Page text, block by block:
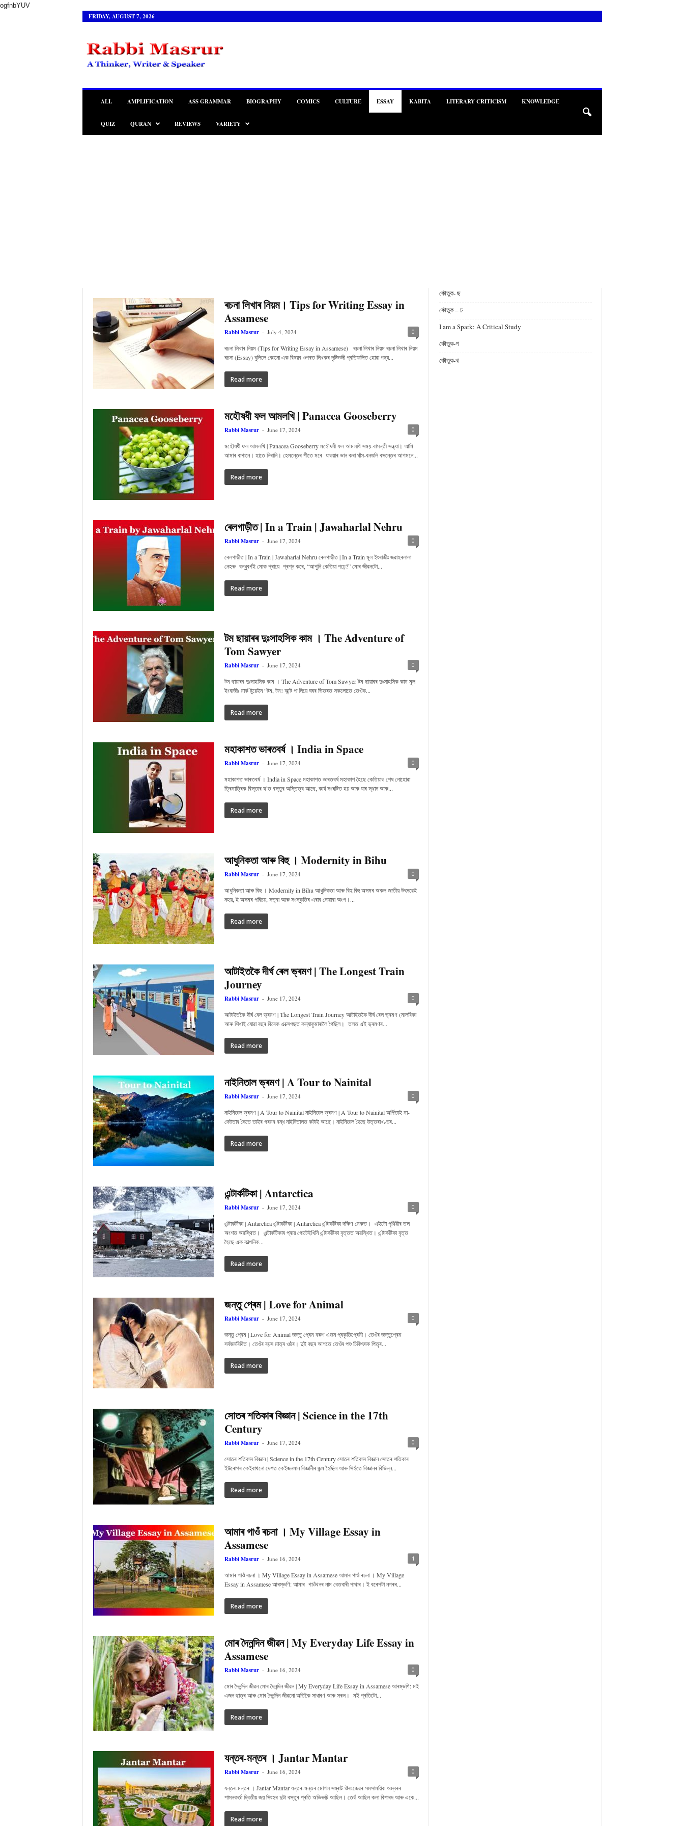
ogfnbYUV
FRIDAY, AUGUST 7, 2026
a
b
b
ALL AMPLIFICATION ASS GRAMMAR BIOGRAPHY COMICS CULTURE ESSAY KABITA LITERARY CRITICISM KNOWLEDGE
QUIZ QURAN REVIEWS VARIETY
ৰচনা লিখাৰ নিয়ম। Tips for Writing Essay in
Assamese
Rabbi Masrur - July 4, 2024 0
ৰচনা লিখাৰ নিয়ম (Tips for Writing Essay in Assamese) ৰচনা লিখাৰ নিয়ম ৰচনা লিখাৰ নিয়ম
ৰচনা (Essay) বুলিলে কোনো এক বিষয়ৰ ওপৰত লিখকৰ দৃষ্টিভঙ্গী প্ৰতিফলিত হোৱা গদ্য...
Read more
মহৌষধী ফল আমলখি | Panacea Gooseberry
Rabbi Masrur - June 17, 2024 0
মহৌষধী ফল আমলখি | Panacea Gooseberry মহৌষধী ফল আমলখি সময়-বাসন্তী সন্ধ্যা। আমি
আমাৰ বাগানে। হাতে নিৰানি। হেমন্তেৰ শীতে মৰে যাওয়াৰ ভান কৰা ঘাঁস-বনগুলি বসন্তেৰ আগমনে...
Read more
ৰেলগাড়ীত | In a Train | Jawaharlal Nehru
Rabbi Masrur - June 17, 2024 0
ৰেলগাড়ীত | In a Train | Jawaharlal Nehru ৰেলগাড়ীত | In a Train মূল ইংৰাজীঃ জৱাহৰলালা
নেহৰু বন্ধুবৰ্গই মোক প্ৰায়ে প্ৰশ্ন কৰে, “আপুনি কেতিয়া পঢ়ে?” মোৰ জীৱনটো...
Read more
টম ছায়াৰৰ দুঃসাহসিক কাম । The Adventure of
Tom Sawyer
Rabbi Masrur - June 17, 2024 0
টম ছায়াৰৰ দুঃসাহসিক কাম । The Adventure of Tom Sawyer টম ছায়াৰৰ দুঃসাহসিক কাম মূল
ইংৰাজীঃ মাৰ্ক টুয়েইন “টম, টম! আন্ট প’লিয়ে ঘৰৰ ভিতৰত সকলোতে তেওঁক...
Read more
মহাকাশত ভাৰতবৰ্ষ । India in Space
Rabbi Masrur - June 17, 2024 0
মহাকাশত ভাৰতবৰ্ষ । India in Space মহাকাশত ভাৰতবৰ্ষ মহাকাশ হৈছে কেতিয়াও শেষ নোহোৱা
ত্ৰিমাত্ৰিক বিস্তাৰ য’ত বস্তুৰ অস্তিত্ব আছে, কাৰ্য সংঘটিত হয় আৰু যাৰ স্থান আৰু...
Read more
আধুনিকতা আৰু বিহু । Modernity in Bihu
Rabbi Masrur - June 17, 2024 0
আধুনিকতা আৰু বিহু । Modernity in Bihu আধুনিকতা আৰু বিহু বিহু অসমৰ অকল জাতীয় উৎসৱেই
নহয়, ই অসমৰ পৰিচয়, সত্বা আৰু সংস্কৃতিৰ এৰাব নোৱাৰা অংগ।...
Read more
আটাইতকৈ দীৰ্ঘ ৰেল ভ্ৰমণ | The Longest Train
Journey
Rabbi Masrur - June 17, 2024 0
আটাইতকৈ দীৰ্ঘ ৰেল ভ্ৰমণ | The Longest Train Journey আটাইতকৈ দীৰ্ঘ ৰেল ভ্ৰমণ (মালবিকা
আৰু শিখাই যোৱা বছৰ বিবেক এক্সেপছত কন্যাকুমাৰালৈ গৈছিল। তলত এই ভ্ৰমণৰ...
Read more
নাইনিতাল ভ্ৰমণ | A Tour to Nainital
Rabbi Masrur - June 17, 2024 0
নাইনিতাল ভ্ৰমণ | A Tour to Nainital নাইনিতাল ভ্ৰমণ | A Tour to Nainital অৰ্পিতাই মা-
দেউতাৰ সৈতে তাইৰ গৰমৰ বন্ধ নাইনিতালত কটাই আছে। নাইনিতাল হৈছে উত্তৰাখণ্ডৰ...
Read more
এন্টাৰ্কটিকা | Antarctica
Rabbi Masrur - June 17, 2024 0
এন্টাৰ্কটিকা | Antarctica এন্টাৰ্কটিকা | Antarctica এন্টাৰ্কটিকা দক্ষিণ মেৰুত। এইটো পৃথিৱীৰ তল
অংশত অৱস্থিত। এন্টাৰ্কটিকাৰ প্ৰায় গোটেইখিনি এন্টাৰ্কটিকা বৃত্তত অৱস্থিত। এন্টাৰ্কটিকা বৃত্ত
হৈছে এক কাল্পনিক...
Read more
জন্তু প্ৰেম | Love for Animal
Rabbi Masrur - June 17, 2024 0
জন্তু প্ৰেম | Love for Animal জন্তু প্ৰেম বৰুণ এজন প্ৰকৃতিপ্ৰেমী। তেওঁৰ জন্তুপ্ৰেম
সৰ্বজনবিদিত। তেওঁৰ বয়স মাত্ৰ ওঠৰ। দুই বছৰ আগতে তেওঁৰ পশু চিকিৎসক পিতৃৰ...
Read more
সোতৰ শতিকাৰ বিজ্ঞান | Science in the 17th
Century
Rabbi Masrur - June 17, 2024 0
সোতৰ শতিকাৰ বিজ্ঞান | Science in the 17th Century সোতৰ শতিকাৰ বিজ্ঞান সোতৰ শতিকাৰ
ইউৰোপৰ কেইবাখনো দেশত কেইজনমান বিজ্ঞানীৰ জন্ম হৈছিল আৰু সিহঁতে বিজ্ঞানৰ বিভিন্ন...
Read more
আমাৰ গাওঁ ৰচনা । My Village Essay in
Assamese
Rabbi Masrur - June 16, 2024 1
আমাৰ গাওঁ ৰচনা । My Village Essay in Assamese আমাৰ গাওঁ ৰচনা । My Village
Essay in Assamese আৰম্ভণি: আমাৰ গাওঁখনৰ নাম বেতবাৰী পাথাৰ। ই বৰেপটা নগৰৰ...
Read more
মোৰ দৈনন্দিন জীৱন | My Everyday Life Essay in
Assamese
Rabbi Masrur - June 16, 2024 0
মোৰ দৈনন্দিন জীৱন মোৰ দৈনন্দিন জীৱন | My Everyday Life Essay in Assamese আৰম্ভণি: মই
এজন ছাত্ৰ আৰু মোৰ দৈনন্দিন জীৱনো অতিকৈ সাধাৰণ আৰু সৰল। মই প্ৰতিটো...
Read more
যন্তৰ-মন্তৰ । Jantar Mantar
Rabbi Masrur - June 16, 2024 0
যন্তৰ-মন্তৰ । Jantar Mantar যন্তৰ-মন্তৰ মোগল সম্ৰাট ঔৰংজেৱৰ সমসাময়িক অম্বৰৰ
শাসনকৰ্তা দ্বিতীয় জয় সিংহৰ দুটা বস্তুৰ প্ৰতি অভিৰুচি আছিল। তেওঁ আছিল কলা বিশাৰদ আৰু একে...
Read more
কৌতুক- ছ
কৌতুক – চ
I am a Spark: A Critical Study
কৌতুক-গ
কৌতুক-খ